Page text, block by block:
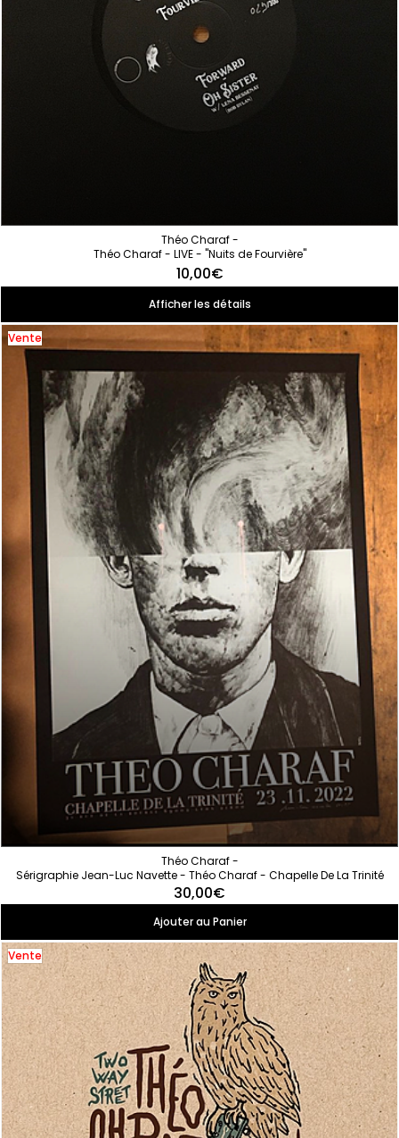
Théo Charaf -
Théo Charaf - LIVE - "Nuits de Fourvière"
10,00€
Afficher les détails
Vente
Théo Charaf -
Sérigraphie Jean-Luc Navette - Théo Charaf - Chapelle De La Trinité
30,00€
Ajouter au Panier
Vente